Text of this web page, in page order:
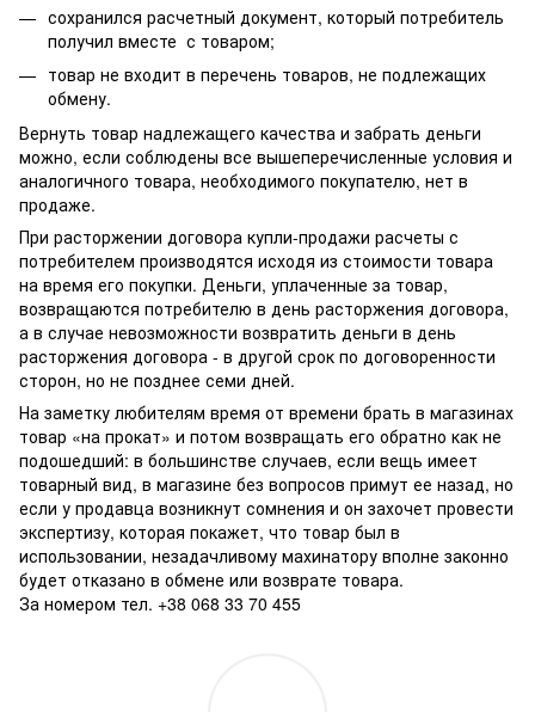
сохранился расчетный документ, который потребитель
получил вместе с товаром;
товар не входит в перечень товаров, не подлежащих
обмену.
Вернуть товар надлежащего качества и забрать деньги
можно, если соблюдены все вышеперечисленные условия и
аналогичного товара, необходимого покупателю, нет в
продаже.
При расторжении договора купли-продажи расчеты с
потребителем производятся исходя из стоимости товара
на время его покупки. Деньги, уплаченные за товар,
возвращаются потребителю в день расторжения договора,
а в случае невозможности возвратить деньги в день
расторжения договора - в другой срок по договоренности
сторон, но не позднее семи дней.
На заметку любителям время от времени брать в магазинах
товар «на прокат» и потом возвращать его обратно как не
подошедший: в большинстве случаев, если вещь имеет
товарный вид, в магазине без вопросов примут ее назад, но
если у продавца возникнут сомнения и он захочет провести
экспертизу, которая покажет, что товар был в
использовании, незадачливому махинатору вполне законно
будет отказано в обмене или возврате товара.
За номером тел. +38 068 33 70 455